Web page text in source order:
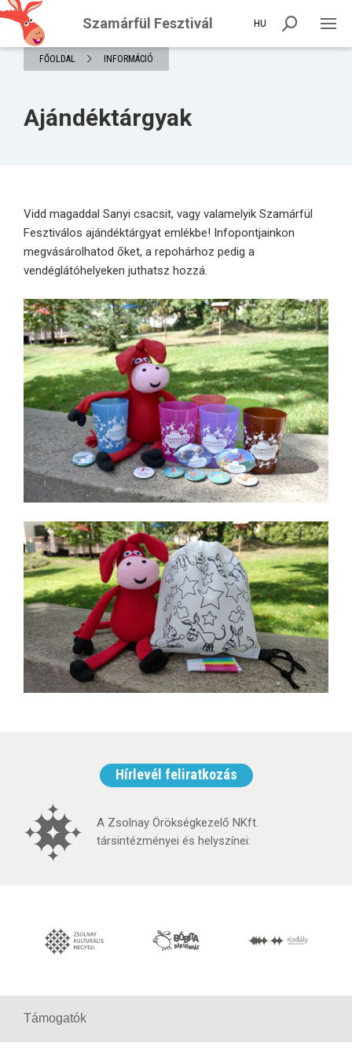
Szamárfül Fesztivál HU
FŐOLDAL INFORMÁCIÓ
Ajándéktárgyak
Vidd magaddal Sanyi csacsit, vagy valamelyik Szamárfül
Fesztiválos ajándéktárgyat emlékbe! Infopontjainkon
megvásárolhatod őket, a repohárhoz pedig a
vendéglátóhelyeken juthatsz hozzá.
Hírlevél feliratkozás
A Zsolnay Örökségkezelő NKft.
társintézményei és helyszínei:
Támogatók